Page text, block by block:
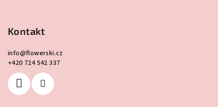
Kontakt
info@flowerski.cz
+420 724 542 337